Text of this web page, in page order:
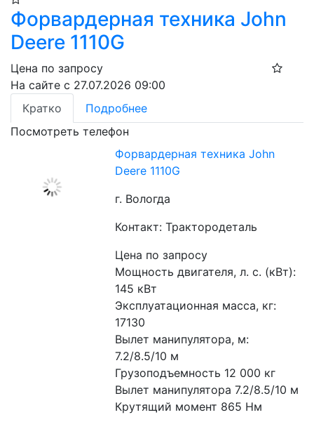
Форвардерная техника John
Deere 1110G
Цена по запросу
На сайте с 27.07.2026 09:00
Кратко
Подробнее
Посмотреть телефон
Форвардерная техника John
Deere 1110G
г. Вологда
Контакт: Трактородеталь
Цена по запросу
Мощность двигателя, л. с. (кВт):
145 кВт
Эксплуатационная масса, кг:
17130
Вылет манипулятора, м:
7.2/8.5/10 м
Грузоподъемность 12 000 кг
Вылет манипулятора 7.2/8.5/10 м
Крутящий момент 865 Нм